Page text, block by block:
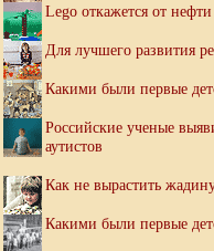
Lego откажется от
Для лучшего развития
Какими были первые
Российские ученые
аутистов
Как не вырастить
Какими были первые